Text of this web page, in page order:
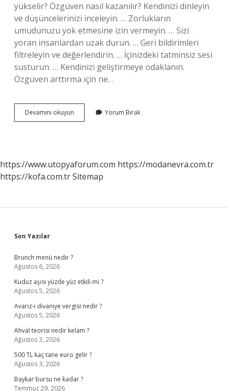
yükselir? Özgüven nasıl kazanılır? Kendinizi dinleyin
ve düşüncelerinizi inceleyin. … Zorlukların
umudunuzu yok etmesine izin vermeyin. … Sizi
yoran insanlardan uzak durun. … Geri bildirimleri
filtreleyin ve değerlendirin. … İçinizdeki tatminsiz sesi
susturun. … Kendinizi geliştirmeye odaklanın.
Özgüven arttırma için ne…
Devamını okuyun
Özgüven
Yorum Bırak
https://www.utopyaforum.com https://modanevra.com.tr
https://kofa.com.trSitemap
Sidebar
Son Yazılar
Brunch menü nedir ?
Ağustos 6, 2026
Kuduz aşısı yüzde yüz etkili mi ?
Ağustos 5, 2026
Avarız-i divaniye vergisi nedir ?
Ağustos 5, 2026
Ahval teorisi nedir kelam ?
Ağustos 3, 2026
500 TL kaç tane euro gelir ?
Ağustos 3, 2026
Baykar bursu ne kadar ?
Temmuz 29, 2026